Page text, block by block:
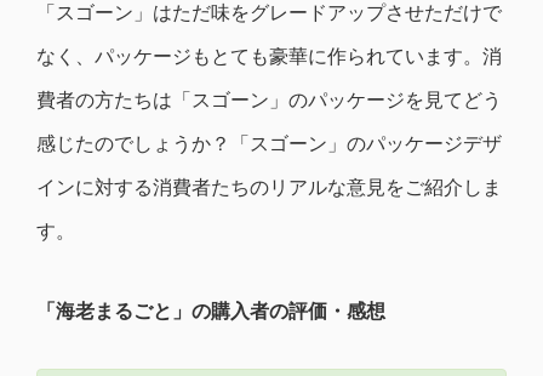
「スゴーン」はただ味をグレードアップさせただけで
なく、パッケージもとても豪華に作られています。消
費者の方たちは「スゴーン」のパッケージを見てどう
感じたのでしょうか？「スゴーン」のパッケージデザ
インに対する消費者たちのリアルな意見をご紹介しま
す。
「海老まるごと」の購入者の評価・感想